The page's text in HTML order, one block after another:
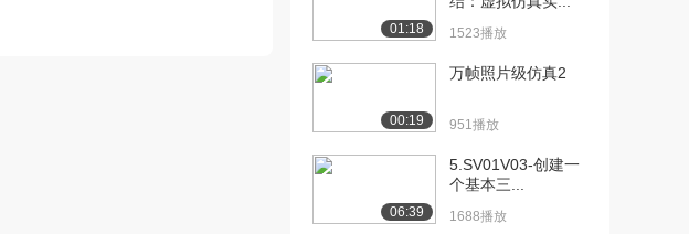
1882播放
[18] 11 画二维图（上）
1620播放
[19] 11 画二维图（下）
01:18 1523播放
00:19
万帧照片级仿真2
951播放
06:39
5.SV01V03-创建一
个基本三...
1688播放